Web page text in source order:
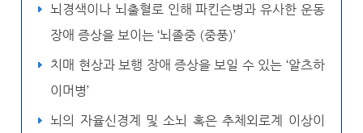
뇌경색이나 뇌출혈로 인해 파킨슨병과 유사한 운동
장애 증상을 보이는 ‘뇌졸중 (중풍)’
치매 현상과 보행 장애 증상을 보일 수 있는 ‘알츠하
이머병’
뇌의 자율신경계 및 소뇌 혹은 추체외로계 이상이